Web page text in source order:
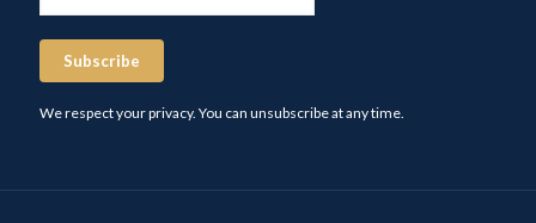
Subscribe
We respect your privacy. You can unsubscribe at any time.